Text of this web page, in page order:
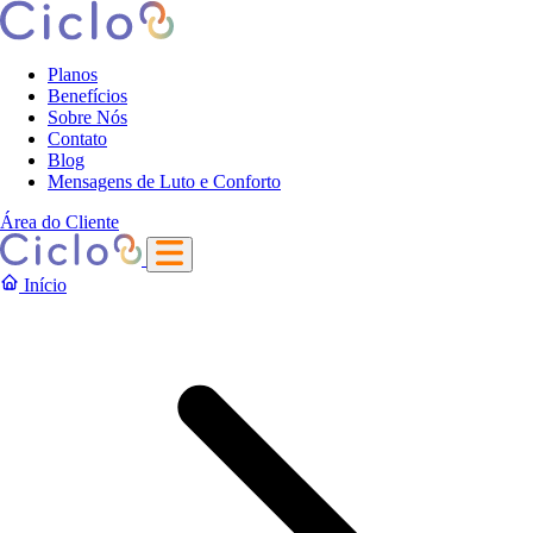
Planos
Benefícios
Sobre Nós
Contato
Blog
Mensagens de Luto e Conforto
Área do Cliente
Início